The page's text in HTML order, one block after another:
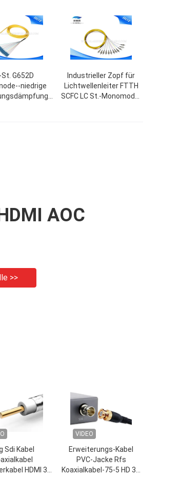
St. G652D
niedrige
Industrieller Zopf für
Lichtwellenleiter FTTH
SCFC LC St.-Monomode-
AOC
>>
Sdi Kabel
HDMI 3G
VIDEO
Erweiterungs-Kabel
PVC-Jacke Rfs
Koaxialkabel-75-5 HD 3G